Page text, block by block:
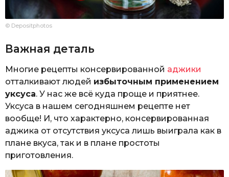
© Depositphotos
Важная деталь
Многие рецепты консервированной аджики
отталкивают людей избыточным применением
уксуса. У нас же всё куда проще и приятнее.
Уксуса в нашем сегодняшнем рецепте нет
вообще! И, что характерно, консервированная
аджика от отсутствия уксуса лишь выиграла как в
плане вкуса, так и в плане простоты
приготовления.